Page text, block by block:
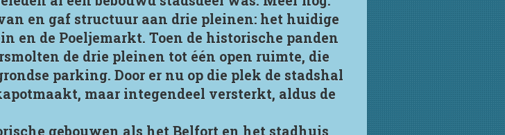
en gaf structuur aan drie pleinen: het huidige
en de Poeljemarkt. Toen de historische panden
de drie pleinen tot één open ruimte, die
parking. Door er nu op die plek de stadshal
maar integendeel versterkt, aldus de
gebouwen als het Belfort en het stadhuis